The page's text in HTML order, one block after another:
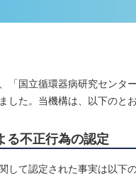
「国立循環器病研究セン
た。当機構は、以下のと
る不正行為の認定
て認定された事実は以下の